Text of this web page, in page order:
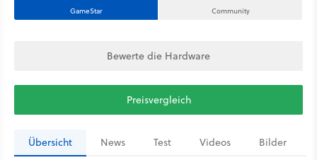
GameStar Community
Bewerte die Hardware
Preisvergleich
Übersicht News Test Videos Bilder